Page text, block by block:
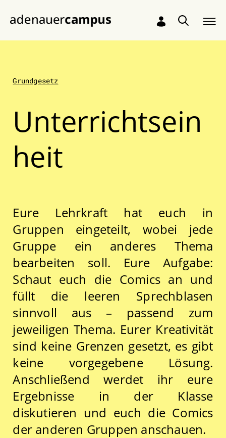
Grundgesetz
Unterrichtsein
heit
Eure Lehrkraft hat euch in
Gruppen eingeteilt, wobei jede
Gruppe ein anderes Thema
bearbeiten soll. Eure Aufgabe:
Schaut euch die Comics an und
füllt die leeren Sprechblasen
sinnvoll aus – passend zum
jeweiligen Thema. Eurer Kreativität
sind keine Grenzen gesetzt, es gibt
keine vorgegebene Lösung.
Anschließend werdet ihr eure
Ergebnisse in der Klasse
diskutieren und euch die Comics
der anderen Gruppen anschauen.